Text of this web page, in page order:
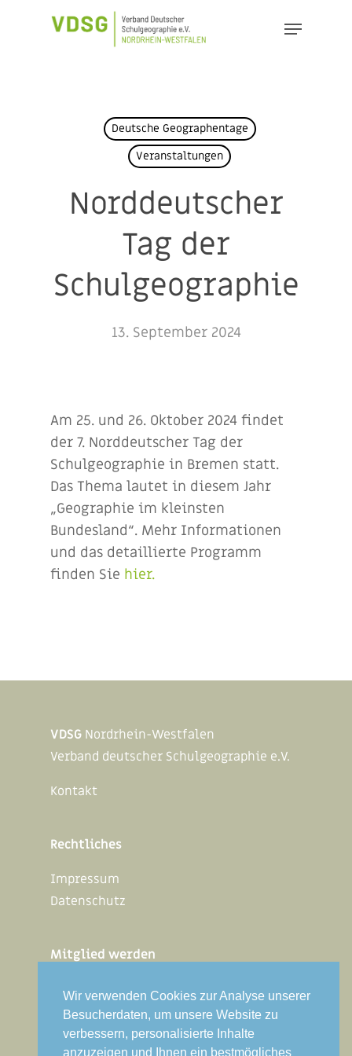
Menu
Deutsche Geographentage
Veranstaltungen
Norddeutscher
Tag der
Schulgeographie
13. September 2024
Am 25. und 26. Oktober 2024 findet
der 7. Norddeutscher Tag der
Schulgeographie in Bremen statt.
Das Thema lautet in diesem Jahr
„Geographie im kleinsten
Bundesland“. Mehr Informationen
und das detaillierte Programm
finden Sie hier.
VDSG Nordrhein-Westfalen
Verband deutscher Schulgeographie e.V.
Kontakt
Rechtliches
Impressum
Datenschutz
Mitglied werden
Interner Bereich
VDSG Bundesverband
Wir verwenden Cookies zur Analyse unserer
Besucherdaten, um unsere Website zu
verbessern, personalisierte Inhalte
anzuzeigen und Ihnen ein bestmögliches